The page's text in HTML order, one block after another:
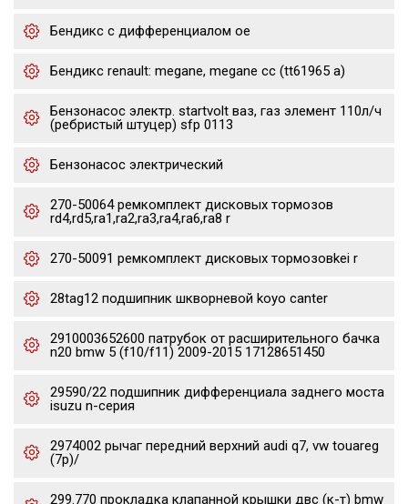
Бендикс с дифференциалом oe
Бендикс renault: megane, megane cc (tt61965 a)
Бензонасос электр. startvolt ваз, газ элемент 110л/ч
(ребристый штуцер) sfp 0113
Бензонасос электрический
270-50064 ремкомплект дисковых тормозов
rd4,rd5,ra1,ra2,ra3,ra4,ra6,ra8 r
270-50091 ремкомплект дисковых тормозовkei r
28tag12 подшипник шкворневой koyo canter
2910003652600 патрубок от расширительного бачка
n20 bmw 5 (f10/f11) 2009-2015 17128651450
29590/22 подшипник дифференциала заднего моста
isuzu n-серия
2974002 рычаг передний верхний audi q7, vw touareg
(7p)/
299.770 прокладка клапанной крышки двс (к-т) bmw